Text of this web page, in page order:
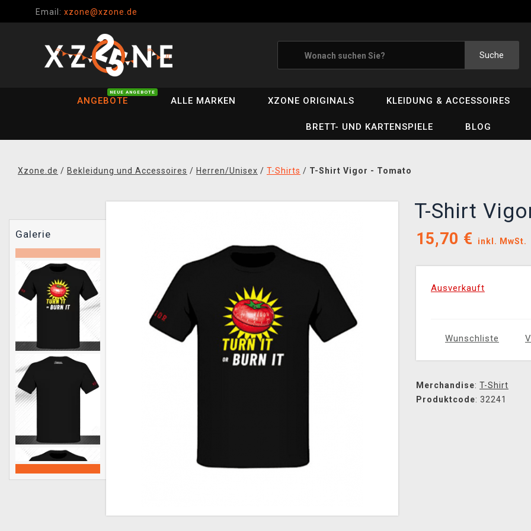
Email: xzone@xzone.de
Suche
ANGEBOTE
NEUE ANGEBOTE
ALLE MARKEN XZONE ORIGINALS KLEIDUNG & ACCESSOIRES
BRETT- UND KARTENSPIELE BLOG
Xzone.de / Bekleidung und Accessoires / Herren/Unisex / T-Shirts / T-Shirt Vigor - Tomato
Galerie
T-Shirt
15,70 € inkl. MwSt.
Ausverkauft
Wunschliste
Merchandise: T-Shirt
Produktcode: 32241